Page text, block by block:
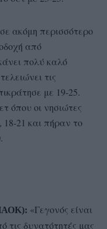
ακόμη περισσότερο
από
πολύ καλό
τις
με 19-25.
όπου οι νησιώτες
21 και πήραν το
«Γεγονός είναι
τις δυνατότητές μας